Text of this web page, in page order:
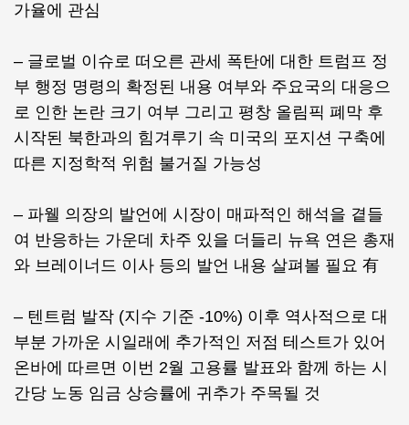
가율에 관심
– 글로벌 이슈로 떠오른 관세 폭탄에 대한 트럼프 정
부 행정 명령의 확정된 내용 여부와 주요국의 대응으
로 인한 논란 크기 여부 그리고 평창 올림픽 폐막 후
시작된 북한과의 힘겨루기 속 미국의 포지션 구축에
따른 지정학적 위험 불거질 가능성
– 파웰 의장의 발언에 시장이 매파적인 해석을 곁들
여 반응하는 가운데 차주 있을 더들리 뉴욕 연은 총재
와 브레이너드 이사 등의 발언 내용 살펴볼 필요 有
– 텐트럼 발작 (지수 기준 -10%) 이후 역사적으로 대
부분 가까운 시일래에 추가적인 저점 테스트가 있어
온바에 따르면 이번 2월 고용률 발표와 함께 하는 시
간당 노동 임금 상승률에 귀추가 주목될 것